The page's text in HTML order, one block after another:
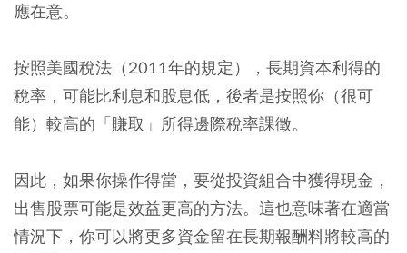
應在意。
按照美國稅法（2011年的規定），長期資本利得的
稅率，可能比利息和股息低，後者是按照你（很可
能）較高的「賺取」所得邊際稅率課徵。
因此， 如果你操作得當，要從投資組合中獲得現金，
出售股票可能是效益更高的方法。這也意味著在適當
情況下，你可以將更多資金留在長期報酬料將較高的